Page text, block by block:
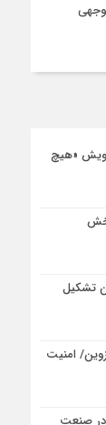
«هیچ‌
تشکیل
امنیت
در صنعت